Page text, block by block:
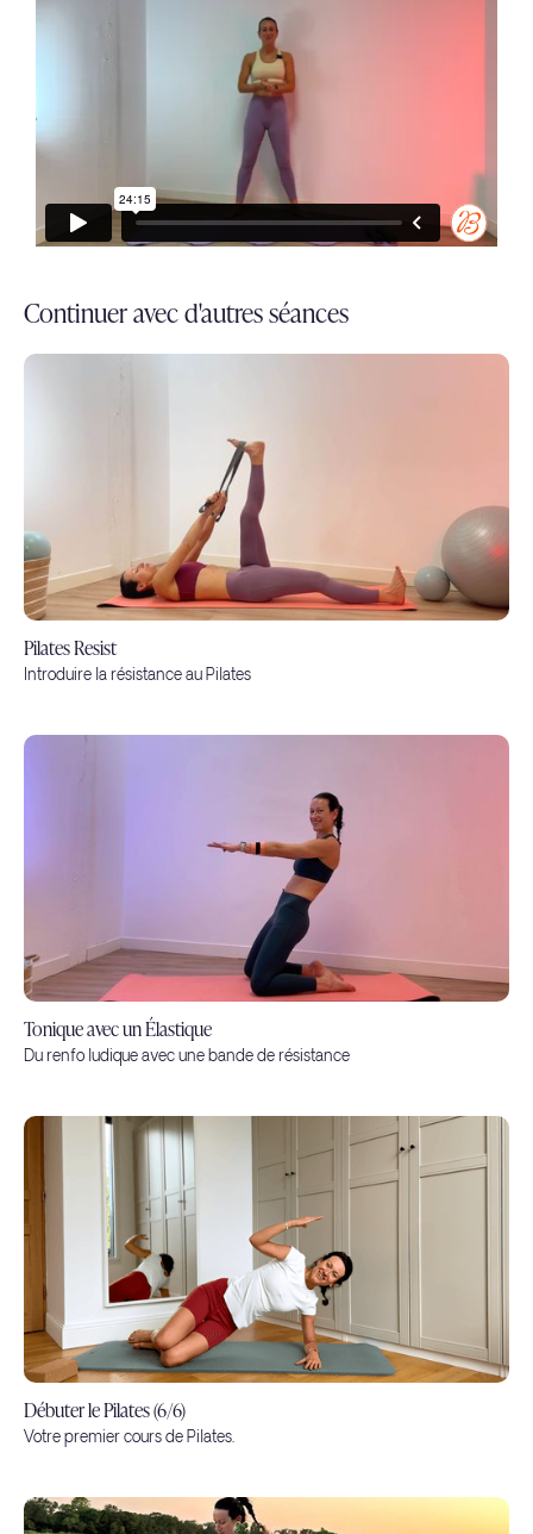
Continuer avec d'autres séances
Pilates Resist
Introduire la résistance au Pilates
Tonique avec un Élastique
Du renfo ludique avec une bande de résistance
Débuter le Pilates (6/6)
Votre premier cours de Pilates.